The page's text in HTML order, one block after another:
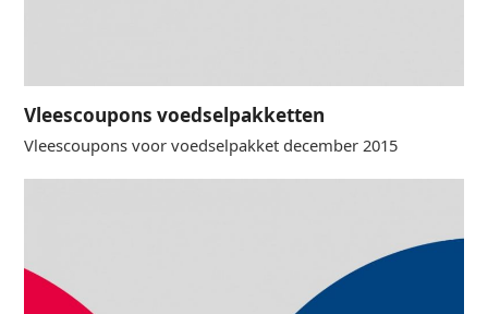
Vleescoupons voedselpakketten
Vleescoupons voor voedselpakket december 2015